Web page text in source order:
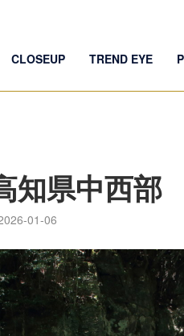
CLOSEUP TREND EYE
知県中西部
01-06